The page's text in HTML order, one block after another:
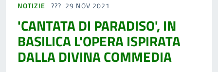
NOTIZIE 29 NOV 2021
'CANTATA DI PARADISO', IN
BASILICA L'OPERA ISPIRATA
DALLA DIVINA COMMEDIA